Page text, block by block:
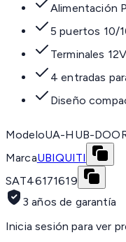
Alimentación
5 puertos 10/
Terminales
4 entradas
Diseño
ModeloUA-HUB-
MarcaUBIQUITI
SAT46171619
3 años de garantía
Inicia sesión para ver